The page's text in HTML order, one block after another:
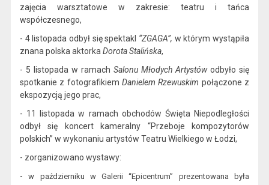
zajęcia warsztatowe w zakresie: teatru i tańca
współczesnego,
- 4 listopada odbył się spektakl “ZGAGA”, w którym wystąpiła
znana polska aktorka Dorota Stalińska,
- 5 listopada w ramachSalonu Młodych Artystów odbyło się
spotkanie z fotografikiemDanielem Rzewuskim połączone z
ekspozycją jego prac,
- 11 listopadaw ramach obchodów Święta Niepodległości
odbył się
koncert kameralny “Przeboje kompozytorów
polskich” w wykonaniu artystów Teatru Wielkiego w Łodzi,
- zorganizowano wystawy:
-w październiku w Galerii “Epicentrum” prezentowana była